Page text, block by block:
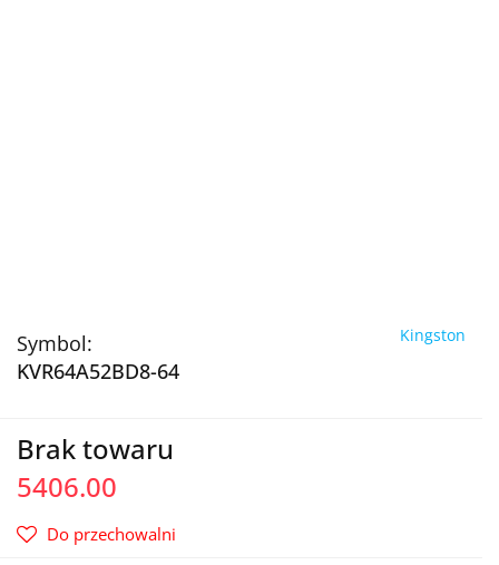
Symbol:
KVR64A52BD8-64
Kingston
Brak towaru
5406.00
Do przechowalni